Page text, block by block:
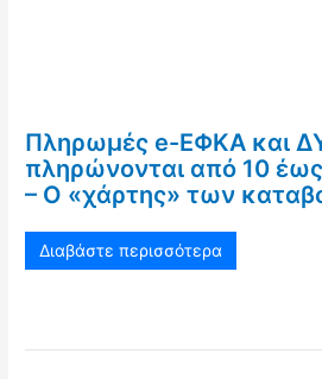
Πληρωμές e-ΕΦΚΑ και
πληρώνονται από 10
– Ο «χάρτης» των
Διαβάστε περισσότερα